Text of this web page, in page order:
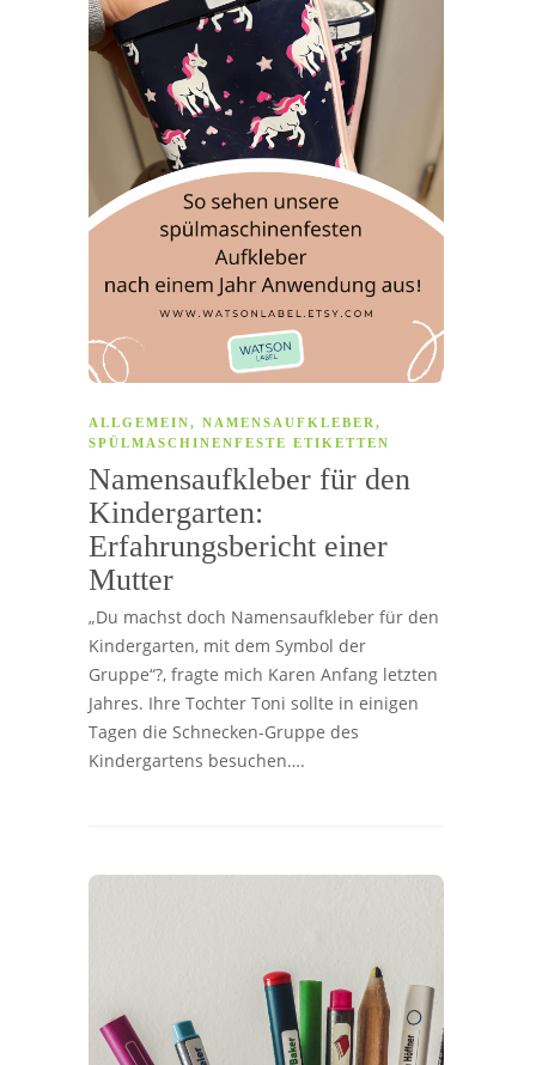
ALLGEMEIN, NAMENSAUFKLEBER ,
SPÜLMASCHINENFESTE ETIKETTEN
Namensaufkleber für den
Kindergarten:
Erfahrungsbericht einer
Mutter
„Du machst doch Namensaufkleber für den
Kindergarten, mit dem Symbol der
Gruppe“?, fragte mich Karen Anfang letzten
Jahres. Ihre Tochter Toni sollte in einigen
Tagen die Schnecken-Gruppe des
Kindergartens besuchen….